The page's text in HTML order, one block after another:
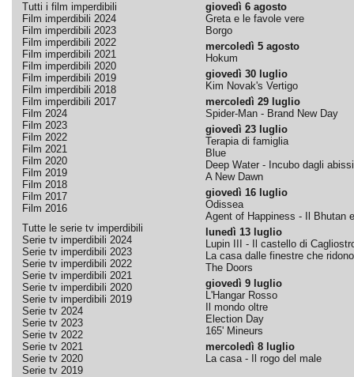
Tutti i film imperdibili
Film imperdibili 2024
Film imperdibili 2023
Film imperdibili 2022
Film imperdibili 2021
Film imperdibili 2020
Film imperdibili 2019
Film imperdibili 2018
Film imperdibili 2017
Film 2024
Film 2023
Film 2022
Film 2021
Film 2020
Film 2019
Film 2018
Film 2017
Film 2016
Tutte le serie tv imperdibili
Serie tv imperdibili 2024
Serie tv imperdibili 2023
Serie tv imperdibili 2022
Serie tv imperdibili 2021
Serie tv imperdibili 2020
Serie tv imperdibili 2019
Serie tv 2024
Serie tv 2023
Serie tv 2022
Serie tv 2021
Serie tv 2020
Serie tv 2019
giovedì 6 agosto
Greta e le favole vere
Borgo
mercoledì 5 agosto
Hokum
giovedì 30 luglio
Kim Novak's Vertigo
mercoledì 29 luglio
Spider-Man - Brand New Day
giovedì 23 luglio
Terapia di famiglia
Blue
Deep Water - Incubo dagli abissi
A New Dawn
giovedì 16 luglio
Odissea
Agent of Happiness - Il Bhutan
lunedì 13 luglio
Lupin III - Il castello di
La casa dalle finestre che ridono
The Doors
giovedì 9 luglio
L'Hangar Rosso
Il mondo oltre
Election Day
165' Mineurs
mercoledì 8 luglio
La casa - Il rogo del male